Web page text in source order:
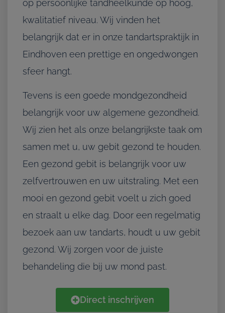
op persoonlijke tandheelkunde op hoog,
kwalitatief niveau. Wij vinden het
belangrijk dat er in onze tandartspraktijk in
Eindhoven een prettige en ongedwongen
sfeer hangt.
Tevens is een goede mondgezondheid
belangrijk voor uw algemene gezondheid.
Wij zien het als onze belangrijkste taak om
samen met u, uw gebit gezond te houden.
Een gezond gebit is belangrijk voor uw
zelfvertrouwen en uw uitstraling. Met een
mooi en gezond gebit voelt u zich goed
en straalt u elke dag. Door een regelmatig
bezoek aan uw tandarts, houdt u uw gebit
gezond. Wij zorgen voor de juiste
behandeling die bij uw mond past.
Direct inschrijven